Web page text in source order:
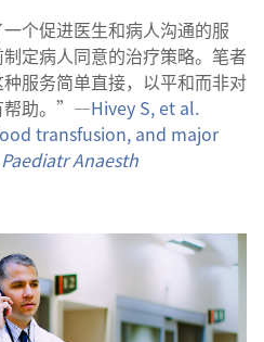
个促进医生和病人沟通的服
定病人同意的治疗策略。笔者
服务简单直接，以平和而非对
帮助。”—Hivey S, et al.
transfusion, and major
Paediatr Anaesth